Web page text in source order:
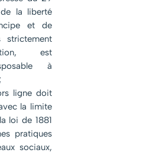
la liberté
et de
strictement
est
à
ligne doit
la limite
loi de 1881
pratiques
sociaux,